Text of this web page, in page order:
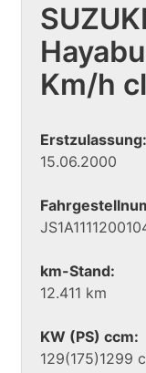
Km/h
Erstzulassung:
15.06.2000
km-Stand:
12.411 km
KW (PS) ccm:
129(175)1299